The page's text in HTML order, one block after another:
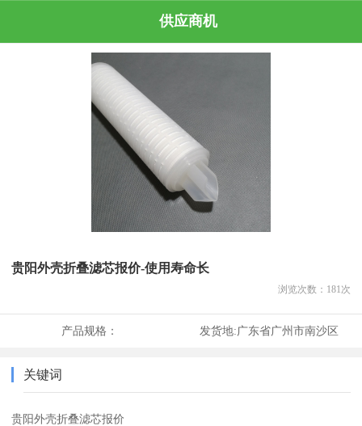
供应商机
贵阳外壳折叠滤芯报价-使用寿命长
浏览次数： 181 次
产品规格： 发货地:广东省广州市南沙区
关键词
贵阳外壳折叠滤芯报价